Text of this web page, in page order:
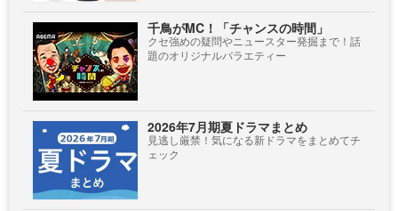
千鳥がMC！「チャンスの時間」
クセ強めの疑問やニュースター発掘まで！話
題のオリジナルバラエティー
2026年7月期夏ドラマまとめ
見逃し厳禁！気になる新ドラマをまとめてチ
ェック